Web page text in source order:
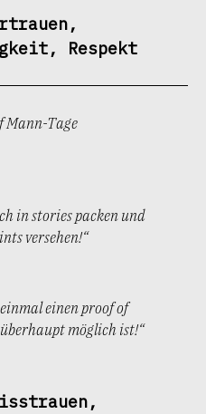
Respekt
Mann-Tage
in stories packen und
versehen!“
einen proof of
möglich ist!“